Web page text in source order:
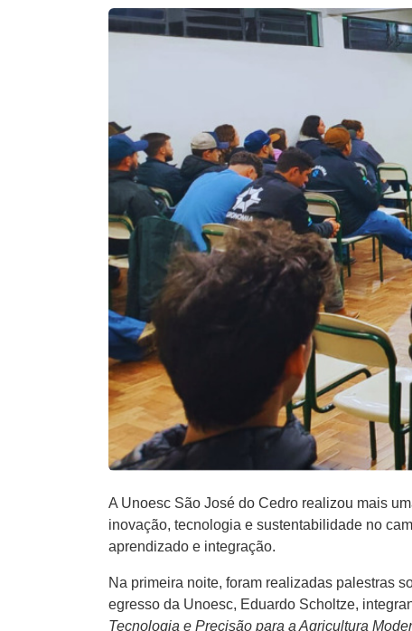
A Unoesc São José do Cedro realizou mais
inovação, tecnologia e sustentabilidade no
aprendizado e integração.
Na primeira noite, foram realizadas palestras
egresso da Unoesc, Eduardo Scholtze,
Tecnologia e Precisão para a Agricultura